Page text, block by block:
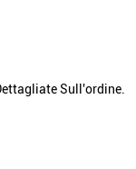
Sull'ordine.